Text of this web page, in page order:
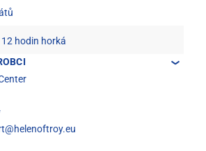
hodin horká